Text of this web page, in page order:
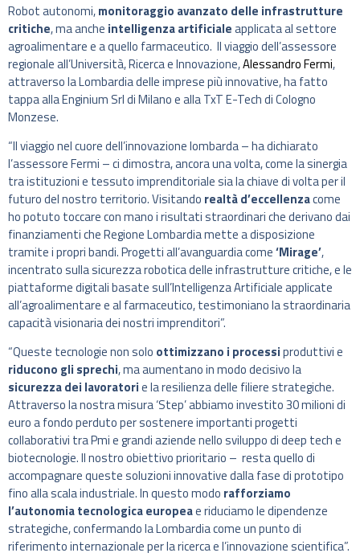
Robot autonomi,monitoraggio avanzato delle infrastrutture
critiche, ma anche intelligenza artificialeapplicata al settore
agroalimentare e a quello farmaceutico. Il viaggio dell’assessore
regionale all’Università, Ricerca e Innovazione,Alessandro Fermi,
attraverso la Lombardia delle imprese più innovative, ha fatto
tappa alla Enginium Srl di Milano e alla TxT E-Tech di Cologno
Monzese.
“Il viaggio nel cuore dell’innovazione lombarda – ha dichiarato
l’assessore Fermi – ci dimostra, ancora una volta, come la sinergia
tra istituzioni e tessuto imprenditoriale sia la chiave di volta per il
futuro del nostro territorio. Visitando realtà d’eccellenzacome
ho potuto toccare con mano i risultati straordinari che derivano dai
finanziamenti che Regione Lombardia mette a disposizione
tramite i propri bandi. Progetti all’avanguardia come‘Mirage’,
incentrato sulla sicurezza robotica delle infrastrutture critiche, e le
piattaforme digitali basate sull’Intelligenza Artificiale applicate
all’agroalimentare e al farmaceutico, testimoniano la straordinaria
capacità visionaria dei nostri imprenditori”.
“Queste tecnologie non solo ottimizzano i processiproduttivi e
riducono gli sprechi, ma aumentano in modo decisivo la
sicurezza dei lavoratorie la resilienza delle filiere strategiche.
Attraverso la nostra misura ‘Step’ abbiamo investito 30 milioni di
euro a fondo perduto per sostenere importanti progetti
collaborativi tra Pmi e grandi aziende nello sviluppo di deep tech e
biotecnologie. Il nostro obiettivo prioritario – resta quello di
accompagnare queste soluzioni innovative dalla fase di prototipo
fino alla scala industriale. In questo modo rafforziamo
l’autonomia tecnologica europeae riduciamo le dipendenze
strategiche, confermando la Lombardia come un punto di
riferimento internazionale per la ricerca e l’innovazione scientifica”.